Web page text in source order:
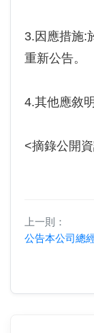
3.因應措施:
重新公告。
4.其他應敘
<摘錄公開
上一則：
公告本公司總